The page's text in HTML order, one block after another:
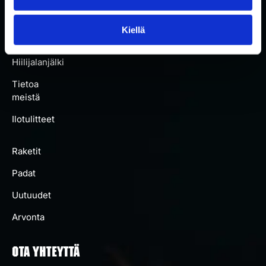
Kiellä
padat
Hiilijalanjälki
Tietoa
meistä
Ilotulitteet
Raketit
Padat
Uutuudet
Arvonta
OTA YHTEYTTÄ